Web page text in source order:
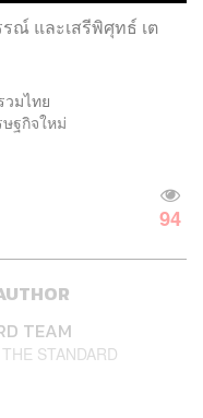
ณ์ และเสรีพิศุทธ์ เต
วมไทย
ฐกิจใหม่
94
TEAM
STANDARD